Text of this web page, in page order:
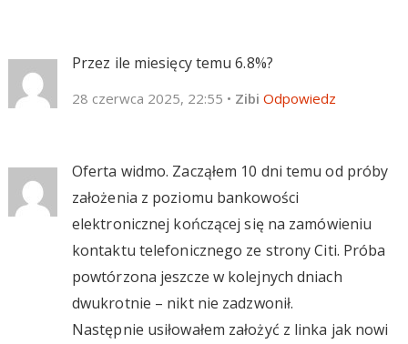
Przez ile miesięcy temu 6.8%?
28 czerwca 2025, 22:55 • Zibi Odpowiedz
Oferta widmo. Zacząłem 10 dni temu od próby
założenia z poziomu bankowości
elektronicznej kończącej się na zamówieniu
kontaktu telefonicznego ze strony Citi. Próba
powtórzona jeszcze w kolejnych dniach
dwukrotnie – nikt nie zadzwonił.
Następnie usiłowałem założyć z linka jak nowi